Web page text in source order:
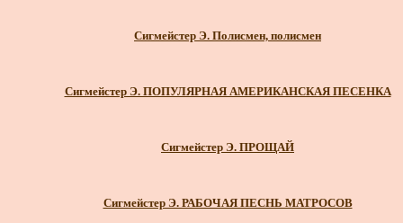
Сигмейстер Э. Полисмен, полисмен
Сигмейстер Э. ПОПУЛЯРНАЯ АМЕРИКАНСКАЯ ПЕСЕНКА
Сигмейстер Э. ПРОЩАЙ
Сигмейстер Э. РАБОЧАЯ ПЕСНЬ МАТРОСОВ